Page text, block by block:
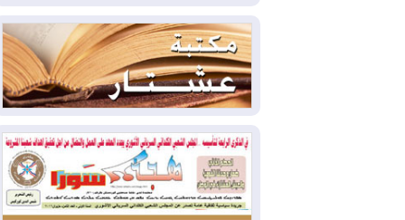
2026-08-04ملفات حقبة الكاظمي تعود إلى
الواجهة.. أنباء عن مراجعات قضائية
وتحقيقات أوسع في قضايا فساد
2026-08-04بيترو يشكو تزوير الانتخابات
الرئاسية ويحذر من "حرب أهلية" في
كولومبيا
2026-08-03
رئيس إقليم كوردستان في
دمشق في زيارة رسمية